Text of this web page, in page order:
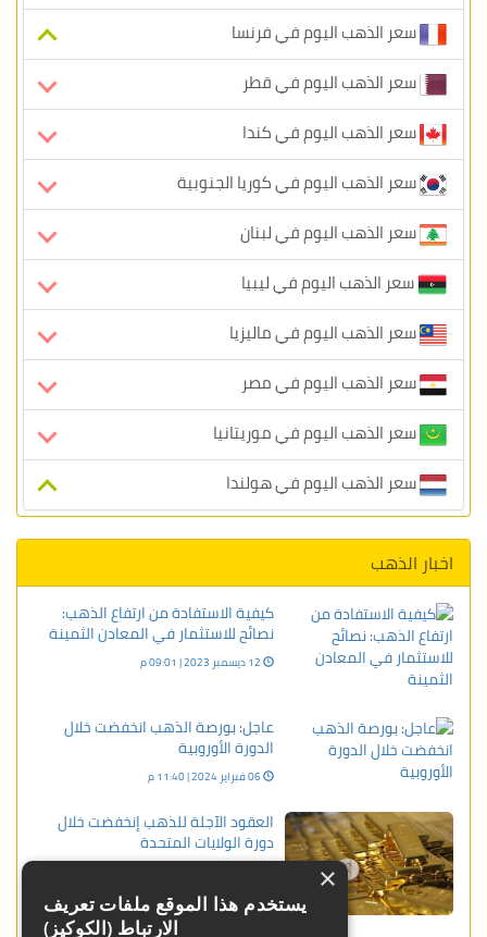
سعر الذهب اليوم في فرنسا
سعر الذهب اليوم في قطر
سعر الذهب اليوم في كندا
سعر الذهب اليوم في كوريا الجنوبية
سعر الذهب اليوم في لبنان
سعر الذهب اليوم في ليبيا
سعر الذهب اليوم في ماليزيا
سعر الذهب اليوم في مصر
سعر الذهب اليوم في موريتانيا
سعر الذهب اليوم في هولندا
اخبار الذهب
كيفية الاستفادة من ارتفاع الذهب:
نصائح للاستثمار في المعادن الثمينة
عاجل: بورصة الذهب انخفضت خلال
الدورة الأوروبية
العقود الآجلة للذهب إنخفضت خلال
دورة الولايات المتحدة
×
يستخدم هذا الموقع ملفات تعريف
الارتباط (الكوكيز)